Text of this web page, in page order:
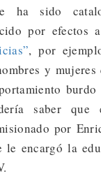
ha sido
por efectos
, por
y mujeres
saber que
por
le encargó la